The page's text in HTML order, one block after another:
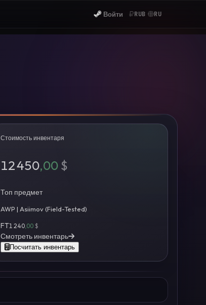
Войти RUB RU
Стоимость инвентаря
12 450,00$
Топ предмет
AWP | Asiimov (Field-Tested)
FT1 240 ,00 $
Смотреть инвентарь
Посчитать инвентарь